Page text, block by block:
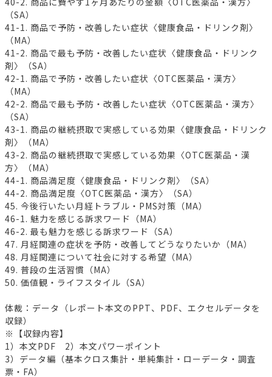
（SA）
41-1. 商品で予防・改善したい症状〈健康食品・ドリンク剤〉
（MA）
41-2. 商品で最も予防・改善したい症状〈健康食品・ドリンク
剤〉（SA）
42-1. 商品で予防・改善したい症状〈OTC医薬品・漢方〉
（MA）
42-2. 商品で最も予防・改善したい症状〈OTC医薬品・漢方〉
（SA）
43-1. 商品の継続摂取で実感している効果〈健康食品・ドリンク
剤〉（MA）
43-2. 商品の継続摂取で実感している効果〈OTC医薬品・漢
方〉（MA）
44-1. 商品満足度〈健康食品・ドリンク剤〉（SA）
44-2. 商品満足度〈OTC医薬品・漢方〉（SA）
45. 今後行いたい月経トラブル・PMS対策（MA）
46-1. 魅力を感じる訴求ワード（MA）
46-2. 最も魅力を感じる訴求ワード（SA）
47. 月経関連の症状を予防・改善してどうなりたいか（MA）
48. 月経関連について社会に対する希望（MA）
49. 普段の生活習慣（MA）
50. 価値観・ライフスタイル（SA）
体裁：データ（レポート本文のPPT、PDF、エクセルデータを
収録）
※【収録内容】
1）本文PDF 2）本文パワーポイント
3）データ編（基本クロス集計・単純集計・ローデータ・調査
票・FA）